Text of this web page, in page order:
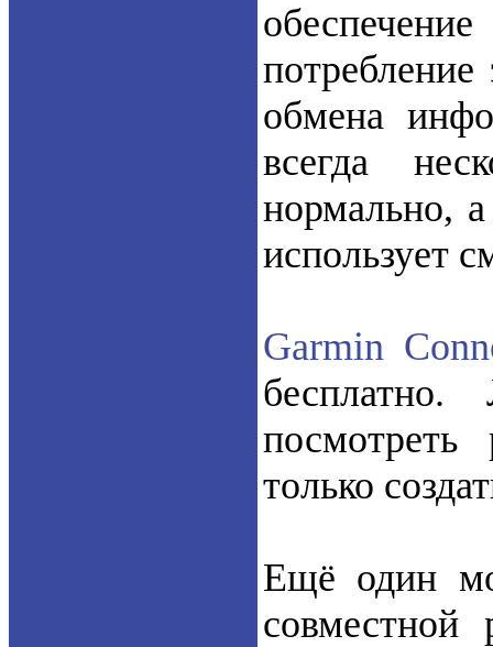
обмена
всегда
нормально,
использует
Garmin
только
Ещё один